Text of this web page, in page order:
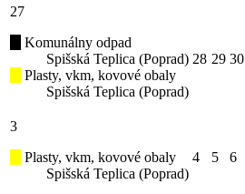
27
Komunálny odpad
Spišská Teplica (Poprad)
Plasty, vkm, kovové obaly
Spišská Teplica (Poprad)
28 29 30
3
Plasty, vkm, kovové obaly
Spišská Teplica (Poprad)
4 5 6